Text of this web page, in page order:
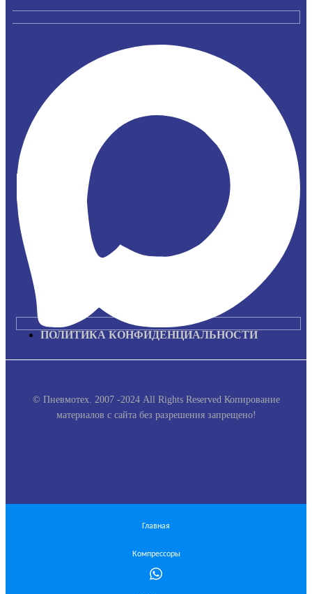
ПОЛИТИКА КОНФИДЕНЦИАЛЬНОСТИ
© Пневмотех. 2007 -2024 All Rights Reserved Копирование
материалов с сайта без разрешения запрещено!
Главная
Компрессоры